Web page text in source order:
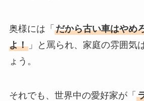
奥様には「 だから古い車はやめ
よ！」と罵られ、家庭の雰囲気
ょう。
それでも、世界中の愛好家が「